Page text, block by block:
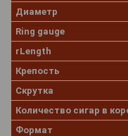
Диаметр
Ring gauge
rLength
Крепость
Скрутка
Количество сигар в
Формат